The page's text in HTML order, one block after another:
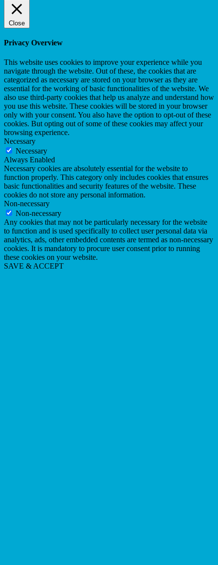
Close
Privacy Overview
This website uses cookies to improve your experience while you
navigate through the website. Out of these, the cookies that are
categorized as necessary are stored on your browser as they are
essential for the working of basic functionalities of the website. We
also use third-party cookies that help us analyze and understand how
you use this website. These cookies will be stored in your browser
only with your consent. You also have the option to opt-out of these
cookies. But opting out of some of these cookies may affect your
browsing experience.
Necessary
Necessary
Always Enabled
Necessary cookies are absolutely essential for the website to
function properly. This category only includes cookies that ensures
basic functionalities and security features of the website. These
cookies do not store any personal information.
Non-necessary
Non-necessary
Any cookies that may not be particularly necessary for the website
to function and is used specifically to collect user personal data via
analytics, ads, other embedded contents are termed as non-necessary
cookies. It is mandatory to procure user consent prior to running
these cookies on your website.
SAVE & ACCEPT